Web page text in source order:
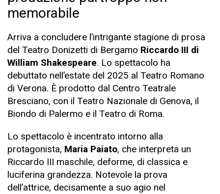
memorabile
Arriva a concludere l’intrigante stagione di prosa
del Teatro Donizetti di Bergamo Riccardo III di
William Shakespeare. Lo spettacolo ha
debuttato nell’estate del 2025 al Teatro Romano
di Verona. È prodotto dal Centro Teatrale
Bresciano, con il Teatro Nazionale di Genova, il
Biondo di Palermo e il Teatro di Roma.
Lo spettacolo è incentrato intorno alla
protagonista, Maria Paiato, che interpreta un
Riccardo III maschile, deforme, di classica e
luciferina grandezza. Notevole la prova
dell’attrice, decisamente a suo agio nel